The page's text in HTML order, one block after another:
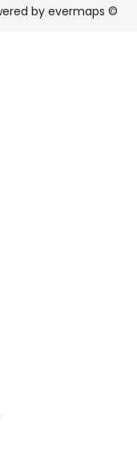
byevermaps ©